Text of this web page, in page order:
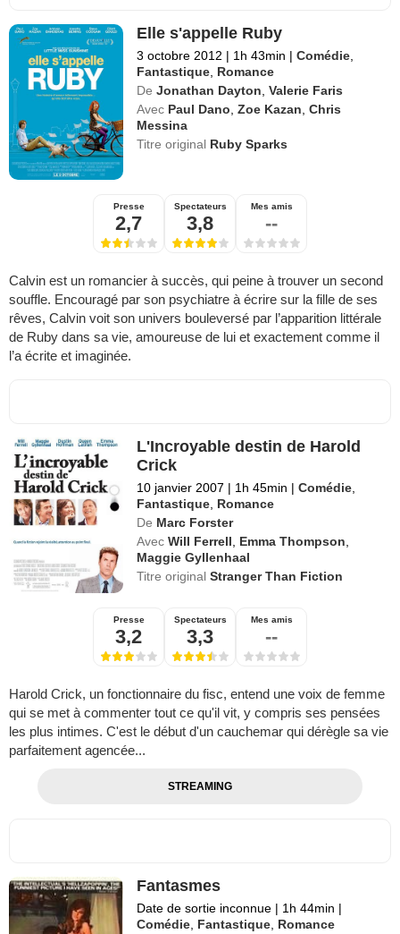
Elle s'appelle Ruby
3 octobre 2012 | 1h 43min | Comédie
Fantastique Romance
De Jonathan Dayton ,Valerie Faris
Avec Paul Dano ,Zoe Kazan ,Chris
Messina
Titre original Ruby Sparks
Presse
2,7
Spectateurs
3,8
Mes amis
--
Calvin est un romancier à succès, qui peine à trouver un second
souffle. Encouragé par son psychiatre à écrire sur la fille de ses
rêves, Calvin voit son univers bouleversé par l’apparition littérale
de Ruby dans sa vie, amoureuse de lui et exactement comme il
l’a écrite et imaginée.
L'Incroyable destin de Harold
Crick
10 janvier 2007 | 1h 45min | Comédie
Fantastique Romance
De Marc Forster
Avec Will Ferrell Emma Thompson
Maggie Gyllenhaal
Titre originalStranger Than Fiction
Presse
3,2
Spectateurs
3,3
Mes amis
--
Harold Crick, un fonctionnaire du fisc, entend une voix de femme
qui se met à commenter tout ce qu'il vit, y compris ses pensées
les plus intimes. C'est le début d'un cauchemar qui dérègle sa vie
parfaitement agencée...
STREAMING
Fantasmes
Date de sortie inconnue | 1h 44min |
Comédie Fantastique Romance